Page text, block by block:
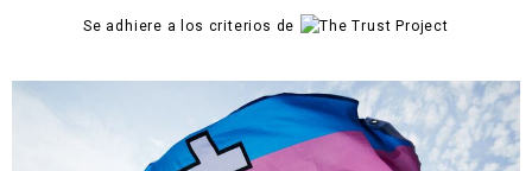
Se adhiere a los criterios de